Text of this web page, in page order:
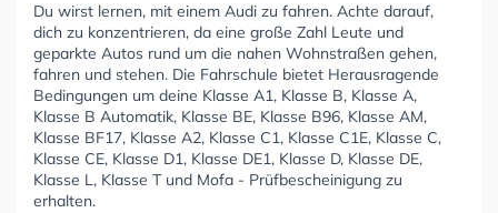
Du wirst lernen, mit einem Audi zu fahren. Achte darauf,
dich zu konzentrieren, da eine große Zahl Leute und
geparkte Autos rund um die nahen Wohnstraßen gehen,
fahren und stehen. Die Fahrschule bietet Herausragende
Bedingungen um deine Klasse A1, Klasse B, Klasse A,
Klasse B Automatik, Klasse BE, Klasse B96, Klasse AM,
Klasse BF17, Klasse A2, Klasse C1, Klasse C1E, Klasse C,
Klasse CE, Klasse D1, Klasse DE1, Klasse D, Klasse DE,
Klasse L, Klasse T und Mofa - Prüfbescheinigung zu
erhalten.